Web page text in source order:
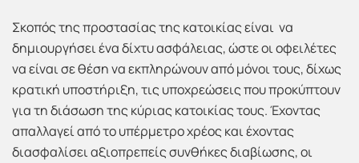
Σκοπός της προστασίας της κατοικίας είναι να
δημιουργήσει ένα δίχτυ ασφάλειας, ώστε οι οφειλέτες
να είναι σε θέση να εκπληρώνουν από μόνοι τους, δίχως
κρατική υποστήριξη, τις υποχρεώσεις που προκύπτουν
για τη διάσωση της κύριας κατοικίας τους. Έχοντας
απαλλαγεί από το υπέρμετρο χρέος και έχοντας
διασφαλίσει αξιοπρεπείς συνθήκες διαβίωσης, οι